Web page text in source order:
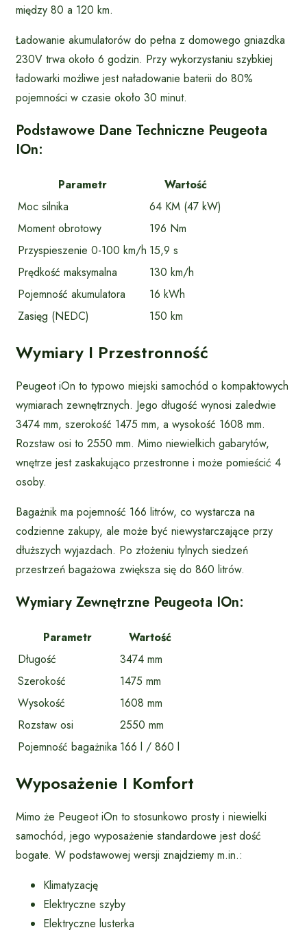
między 80 a 120 km.
Ładowanie akumulatorów do pełna z domowego gniazdka
230V trwa około 6 godzin. Przy wykorzystaniu szybkiej
ładowarki możliwe jest naładowanie baterii do 80%
pojemności w czasie około 30 minut.
Podstawowe Dane Techniczne Peugeota
IOn:
Parametr
Wartość
Moc silnika
64 KM (47 kW)
Moment obrotowy
196 Nm
Przyspieszenie 0-100 km/h 15,9 s
Prędkość maksymalna
130 km/h
Pojemność akumulatora
16 kWh
Zasięg (NEDC)
150 km
Wymiary I Przestronność
Peugeot iOn to typowo miejski samochód o kompaktowych
wymiarach zewnętrznych. Jego długość wynosi zaledwie
3474 mm, szerokość 1475 mm, a wysokość 1608 mm.
Rozstaw osi to 2550 mm. Mimo niewielkich gabarytów,
wnętrze jest zaskakująco przestronne i może pomieścić 4
osoby.
Bagażnik ma pojemność 166 litrów, co wystarcza na
codzienne zakupy, ale może być niewystarczające przy
dłuższych wyjazdach. Po złożeniu tylnych siedzeń
przestrzeń bagażowa zwiększa się do 860 litrów.
Wymiary Zewnętrzne Peugeota IOn:
Parametr
Wartość
Długość
3474 mm
Szerokość
1475 mm
Wysokość
1608 mm
Rozstaw osi
2550 mm
Pojemność bagażnika 166 l / 860 l
Wyposażenie I Komfort
Mimo że Peugeot iOn to stosunkowo prosty i niewielki
samochód, jego wyposażenie standardowe jest dość
bogate. W podstawowej wersji znajdziemy m.in.:
Klimatyzację
Elektryczne szyby
Elektryczne lusterka